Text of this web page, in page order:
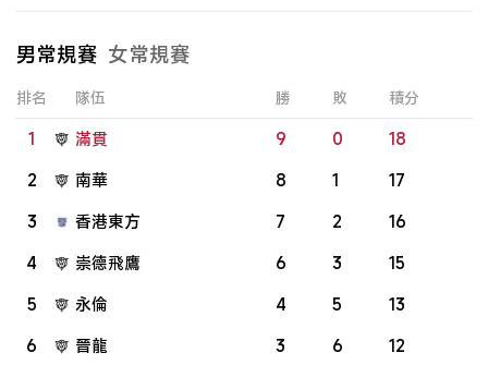
男常規賽 女常規賽
排名 隊伍 勝 敗 積分
1 滿貫 9 0
18
2
南華 8 1
17
3
香港東方 7 2
16
4
崇德飛鷹 6 3
15
5
永倫 4 5
13
6
晉龍 3 6
12